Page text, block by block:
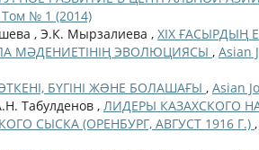
№ 1 (2014)
, Э.К. Мырзалиева , ХІХ ҒАСЫРДЫҢ
МӘДЕНИЕТІНІҢ ЭВОЛЮЦИЯСЫ , Asian
БҮГІНІ ЖƏНЕ БОЛАШАҒЫ , Asian
Табулденов , ЛИДЕРЫ КАЗАХСКОГО
СЫСКА (ОРЕНБУРГ, АВГУСТ 1916 Г.) ,